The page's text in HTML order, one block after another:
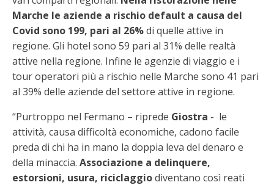
Marche le aziende a rischio default a causa del
Covid sono 199, pari al 26%di quelle attive in
regione. Gli hotel sono 59 pari al 31% delle realtà
attive nella regione. Infine le agenzie di viaggio e i
tour operatori più a rischio nelle Marche sono 41 pari
al 39% delle aziende del settore attive in regione.
“Purtroppo nel Fermano – riprede Giostra - le
attività, causa difficoltà economiche, cadono facile
preda di chi ha in mano la doppia leva del denaro e
della minaccia. Associazione a delinquere,
estorsioni, usura, riciclaggiodiventano così reati